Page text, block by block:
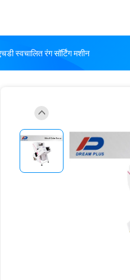
स्वचालित रंग सॉर्टिंग मशीन